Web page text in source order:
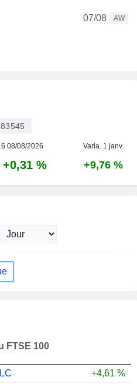
07/08
AW
08/08/2026 Varia. 1 janv.
+0,31 % +9,76 %
FTSE 100
+4,61 %